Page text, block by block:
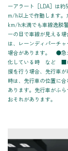
ーアラート［LDA］は
m/h以上で作動します。
km/h未満でも車線逸脱
ーの目で車線が見える
は、レーンディパーチ
場合があります。 ●急
化している時 など ■レ
援を行う場合、先行車
時は、先行車の位置に
あります。先行車がふ
おそれがあります。